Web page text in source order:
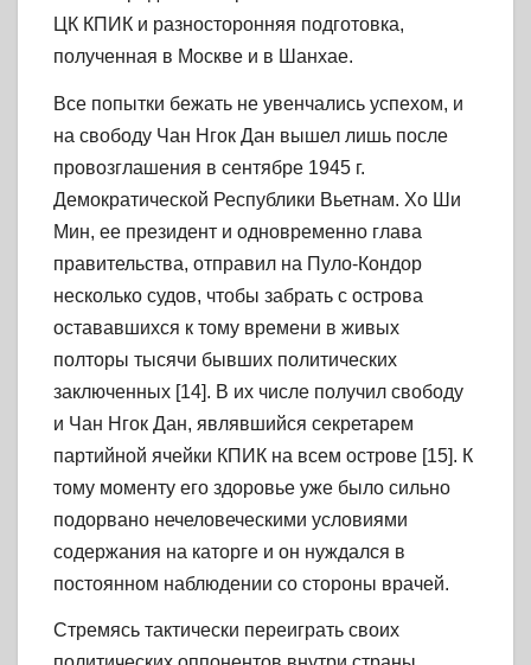
ЦК КПИК и разносторонняя подготовка,
полученная в Москве и в Шанхае.
Все попытки бежать не увенчались успехом, и
на свободу Чан Нгок Дан вышел лишь после
провозглашения в сентябре 1945 г.
Демократической Республики Вьетнам. Хо Ши
Мин, ее президент и одновременно глава
правительства, отправил на Пуло-Кондор
несколько судов, чтобы забрать с острова
остававшихся к тому времени в живых
полторы тысячи бывших политических
заключенных [14]. В их числе получил свободу
и Чан Нгок Дан, являвшийся секретарем
партийной ячейки КПИК на всем острове [15]. К
тому моменту его здоровье уже было сильно
подорвано нечеловеческими условиями
содержания на каторге и он нуждался в
постоянном наблюдении со стороны врачей.
Стремясь тактически переиграть своих